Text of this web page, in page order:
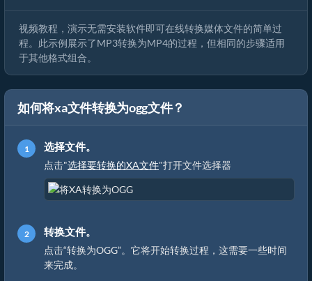
视频教程，演示无需安装软件即可在线转换媒体文件的简单过
程。此示例展示了MP3转换为MP4的过程，但相同的步骤适用
于其他格式组合。
如何将xa文件转换为ogg文件？
选择文件。
点击"选择要转换的XA文件"打开文件选择器
转换文件。
点击“转换为OGG”。它将开始转换过程，这需要一些时间
来完成。